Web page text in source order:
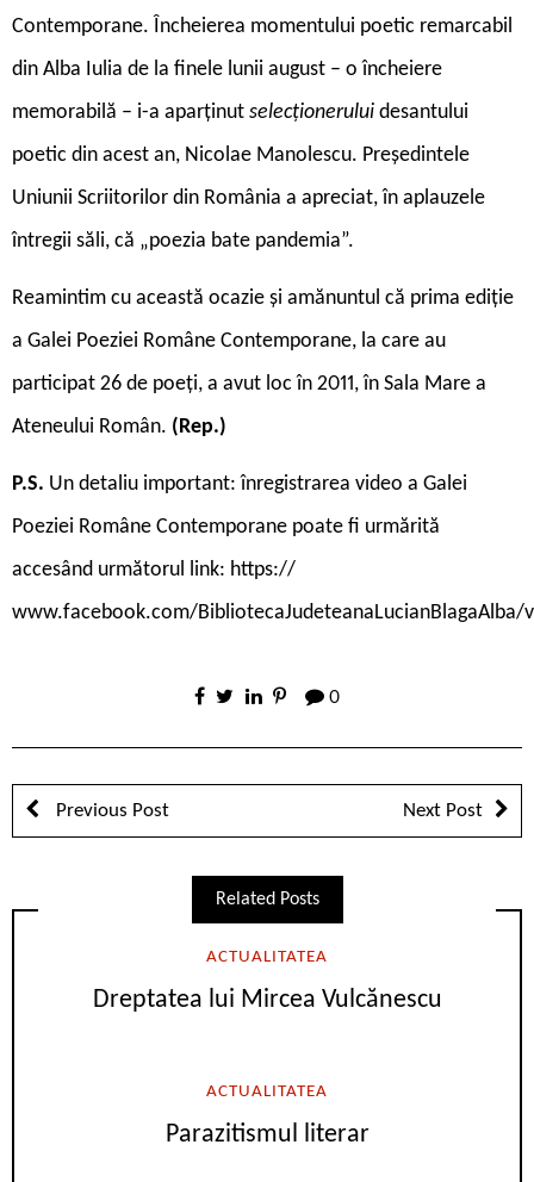
Contemporane. Încheierea momentului poetic remarcabil
din Alba Iulia de la finele lunii august – o încheiere
memorabilă – i-a aparținut selecționerului desantului
poetic din acest an, Nicolae Manolescu. Președintele
Uniunii Scriitorilor din România a apreciat, în aplauzele
întregii săli, că „poezia bate pandemia”.
Reamintim cu această ocazie și amănuntul că prima ediție
a Galei Poeziei Române Contemporane, la care au
participat 26 de poeți, a avut loc în 2011, în Sala Mare a
Ateneului Român. (Rep.)
P.S. Un detaliu important: înregistrarea video a Galei
Poeziei Române Contemporane poate fi urmărită
accesând următorul link: https://
www.facebook.com/BibliotecaJudeteanaLucianBlagaAlba/
0
Previous Post Next Post
Related Posts
ACTUALITATEA
Dreptatea lui Mircea Vulcănescu
ACTUALITATEA
Parazitismul literar